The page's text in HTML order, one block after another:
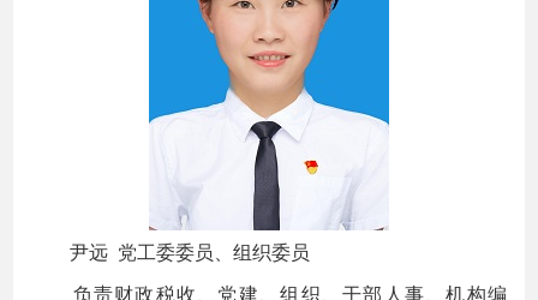
尹远 党工委委员、组织委员
负责财政税收、党建、组织、干部人事、机构编